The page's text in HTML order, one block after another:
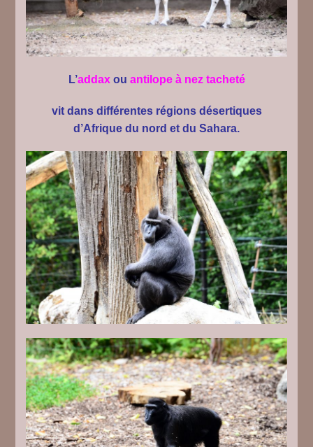
L’addaxou antilope à nez tacheté
vit dans différentes régions désertiques
d’Afrique du nord et du Sahara.